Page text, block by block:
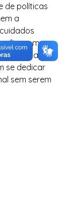
de políticas
a
como
para
se dedicar
sem serem